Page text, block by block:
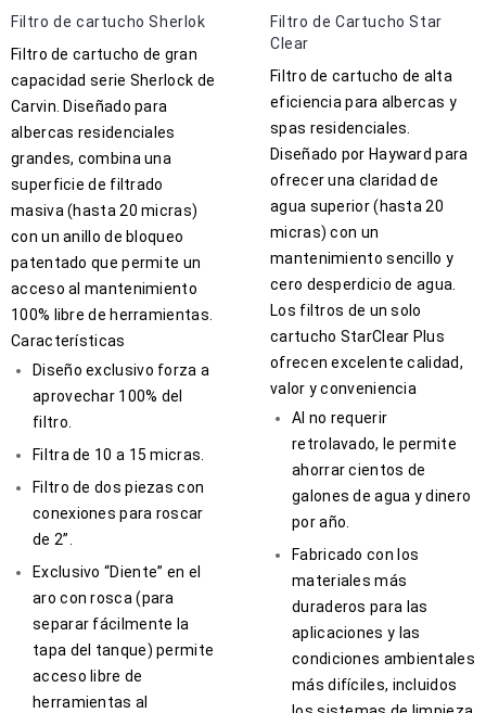
Filtro de cartucho Sherlok
Filtro de cartucho de gran
capacidad serie Sherlock de
Carvin. Diseñado para
albercas residenciales
grandes, combina una
superficie de filtrado
masiva (hasta 20 micras)
con un anillo de bloqueo
patentado que permite un
acceso al mantenimiento
100% libre de herramientas.
Características
Diseño exclusivo forza a
aprovechar 100% del
filtro.
Filtra de 10 a 15 micras.
Filtro de dos piezas con
conexiones para roscar
de 2”.
Exclusivo “Diente” en el
aro con rosca (para
separar fácilmente la
tapa del tanque) permite
acceso libre de
herramientas al
Filtro de Cartucho Star
Clear
Filtro de cartucho de alta
eficiencia para albercas y
spas residenciales.
Diseñado por Hayward para
ofrecer una claridad de
agua superior (hasta 20
micras) con un
mantenimiento sencillo y
cero desperdicio de agua.
Los filtros de un solo
cartucho StarClear Plus
ofrecen excelente calidad,
valor y conveniencia
Al no requerir
retrolavado, le permite
ahorrar cientos de
galones de agua y dinero
por año.
Fabricado con los
materiales más
duraderos para las
aplicaciones y las
condiciones ambientales
más difíciles, incluidos